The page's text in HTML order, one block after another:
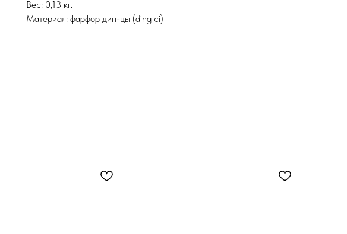
Вес: 0,13 кг.
Материал: фарфор дин-цы (ding ci)